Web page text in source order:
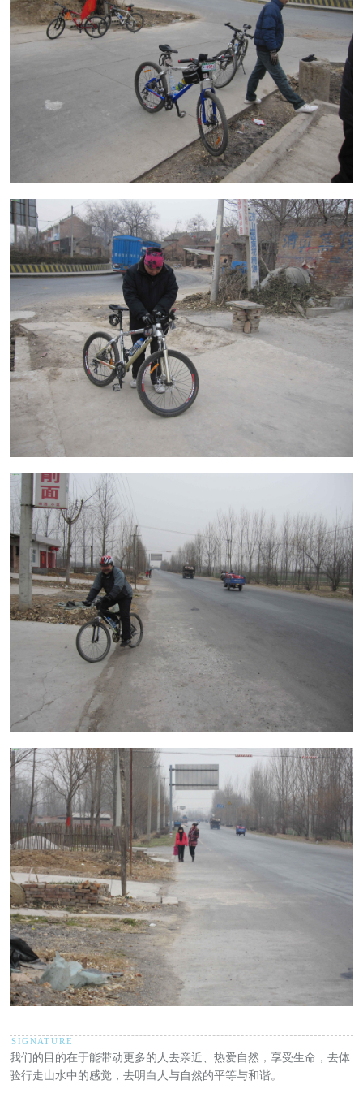
我们的目的在于能带动更多的人去亲近、热爱自然，享受生命，去体
验行走山水中的感觉，去明白人与自然的平等与和谐。